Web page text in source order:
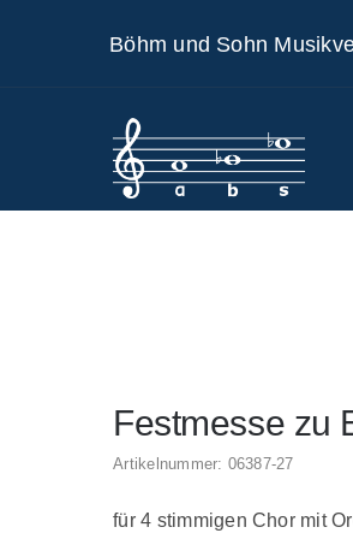
Böhm und Sohn
Festmesse zu
Artikelnummer: 06387-27
für 4 stimmigen Chor mit